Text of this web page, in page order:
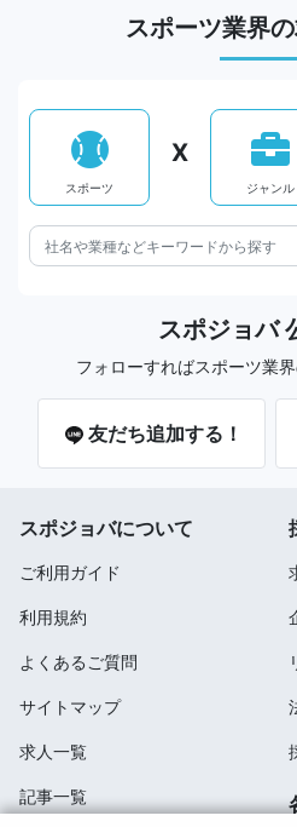
スポーツ業界
スポーツ
X
ジャンル
スポジョバ
フォローすればスポーツ業
友だち追加する！
スポジョバについて
ご利用ガイド
利用規約
よくあるご質問
サイトマップ
求人一覧
記事一覧